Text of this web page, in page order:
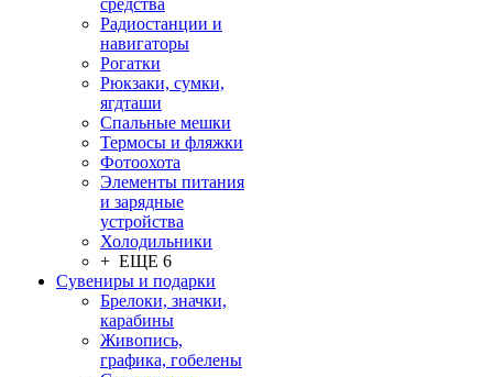
средства
Радиостанции и
навигаторы
Рогатки
Рюкзаки, сумки,
ягдташи
Спальные мешки
Термосы и фляжки
Фотоохота
Элементы питания
и зарядные
устройства
Холодильники
+ ЕЩЕ 6
Сувениры и подарки
Брелоки, значки,
карабины
Живопись,
графика, гобелены